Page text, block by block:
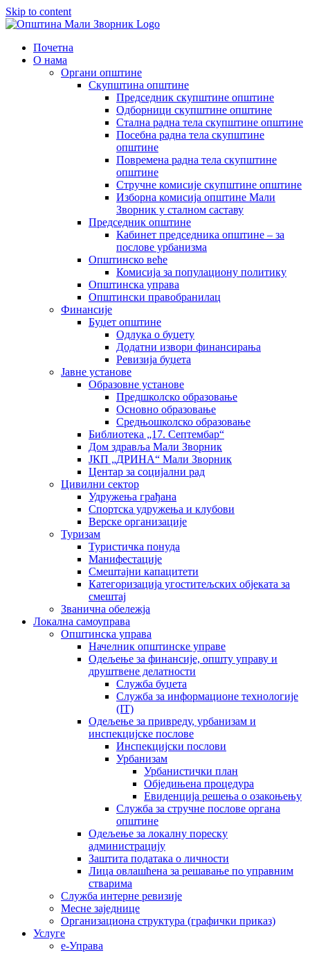
Skip to content
Почетна
О нама
Органи општине
Скупштина општине
Председник скупштине општине
Одборници скупштине општине
Стална радна тела скупштине општине
Посебна радна тела скупштине
општине
Повремена радна тела скупштине
општине
Стручне комисије скупштине општине
Изборна комисија општине Мали
Зворник у сталном саставу
Председник општине
Кабинет председника општине – за
послове урбанизма
Општинско веће
Комисија за популациону политику
Општинска управа
Општински правобранилац
Финансије
Буџет општине
Одлука о буџету
Додатни извори финансирања
Ревизија буџета
Јавне установе
Образовне установе
Предшколско образовање
Основно образовање
Средњошколско образовање
Библиотека „17. Септембар“
Дом здравља Мали Зворник
ЈКП „ДРИНА“ Мали Зворник
Центар за социјални рад
Цивилни сектор
Удружења грађана
Спортска удружења и клубови
Верске организације
Туризам
Туристичка понуда
Манифестације
Смештајни капацитети
Категоризација угоститељских објеката за
смештај
Званична обележја
Локална самоуправа
Општинска управа
Начелник општинске управе
Одељење за финансије, општу управу и
друштвене делатности
Служба буџета
Служба за информационе технологије
(IT)
Одељење за привреду, урбанизам и
инспекцијске послове
Инспекцијски послови
Урбанизам
Урбанистички план
Обједињена процедура
Евиденција решења о озакоњењу
Служба за стручне послове органа
општине
Одељење за локалну пореску
администрацију
Заштита података о личности
Лица овлашћена за решавање по управним
стварима
Служба интерне ревизије
Месне заједнице
Организациона структура (графички приказ)
Услуге
е-Управа